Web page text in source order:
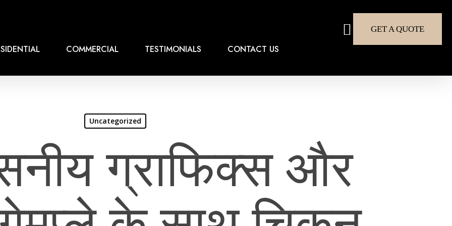
COMMERCIAL TESTIMONIALS CONTACT US
GET A QUOTE
search
Uncategorized
ग्राफिक्स और